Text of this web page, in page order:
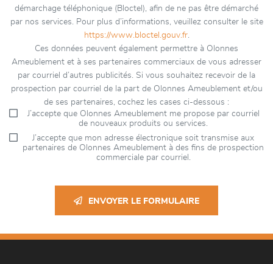
démarchage téléphonique (Bloctel), afin de ne pas être démarché
par nos services. Pour plus d’informations, veuillez consulter le site
https://www.bloctel.gouv.fr.
Ces données peuvent également permettre à Olonnes
Ameublement et à ses partenaires commerciaux de vous adresser
par courriel d’autres publicités. Si vous souhaitez recevoir de la
prospection par courriel de la part de Olonnes Ameublement et/ou
de ses partenaires, cochez les cases ci-dessous :
J’accepte que Olonnes Ameublement me propose par courriel
de nouveaux produits ou services.
J’accepte que mon adresse électronique soit transmise aux
partenaires de Olonnes Ameublement à des fins de prospection
commerciale par courriel.
ENVOYER LE FORMULAIRE